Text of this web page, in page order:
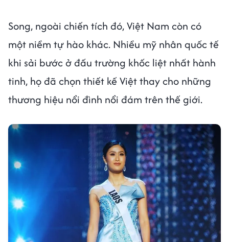
Song, ngoài chiến tích đó, Việt Nam còn có
một niềm tự hào khác. Nhiều mỹ nhân quốc tế
khi sải bước ở đấu trường khốc liệt nhất hành
tinh, họ đã chọn thiết kế Việt thay cho những
thương hiệu nổi đình nổi đám trên thế giới.